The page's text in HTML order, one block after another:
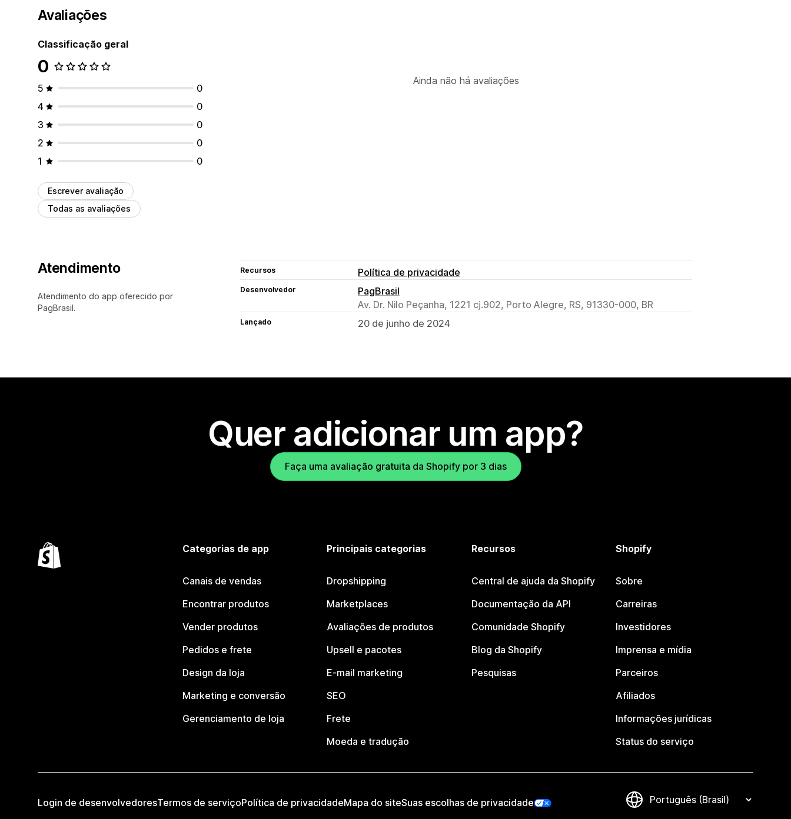
Avaliações
Classificação geral
0
5
0
4
0
3
0
2
0
1
0
Escrever avaliação
Todas as avaliações
Ainda não há avaliações
Atendimento
Atendimento do app oferecido por
PagBrasil.
Recursos Política de privacidade
Desenvolvedor
PagBrasil
Av. Dr. Nilo Peçanha, 1221 cj.902, Porto Alegre, RS, 91330-000, BR
Lançado 20 de junho de 2024
Quer adicionar um app?
Faça uma avaliação gratuita da Shopify por 3 dias
Categorias de app
Canais de vendas
Encontrar produtos
Vender produtos
Pedidos e frete
Design da loja
Marketing e conversão
Gerenciamento de loja
Principais categorias
Dropshipping
Marketplaces
Avaliações de produtos
Upsell e pacotes
E-mail marketing
SEO
Frete
Moeda e tradução
Recursos
Central de ajuda da Shopify
Documentação da API
Comunidade Shopify
Blog da Shopify
Pesquisas
Shopify
Sobre
Carreiras
Investidores
Imprensa e mídia
Parceiros
Afiliados
Informações jurídicas
Status do serviço
Login de desenvolvedoresTermos de serviçoPolítica de privacidadeMapa do siteSuas escolhas de privacidade